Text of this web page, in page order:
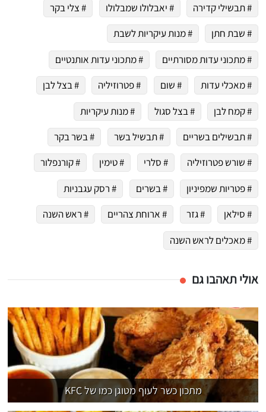
# תבשילי קדירה # יאבלולו שמבלולו
# צלי בקר
# שבת חתן
# מנות עיקריות לשבת
# מתכוני עדות מסורתיים
# מתכוני עדות אותנטיים
# מאכלי עדות
# שום # פטרוזיליה
# בצל לבן
# קמח לבן
# בצל סגול
# מנות עיקריות
# תבשילים בשריים
# תבשיל בשר
# בשר בקר
# שורש פטרוזיליה
# סלרי # טימין
# קורנפלור
# פטריות שמפיניון
# בשרים
# רסק עגבניות
# סילאן
# גזר # ארוחת צהריים
# ראש השנה
# מאכלים לראש השנה
אולי תאהבו גם
מתכון כשר לעוף מטוגן כמו של KFC